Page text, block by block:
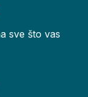
sve što vas